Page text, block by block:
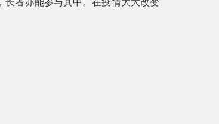
长者亦能参与其中。在疫情大大改变